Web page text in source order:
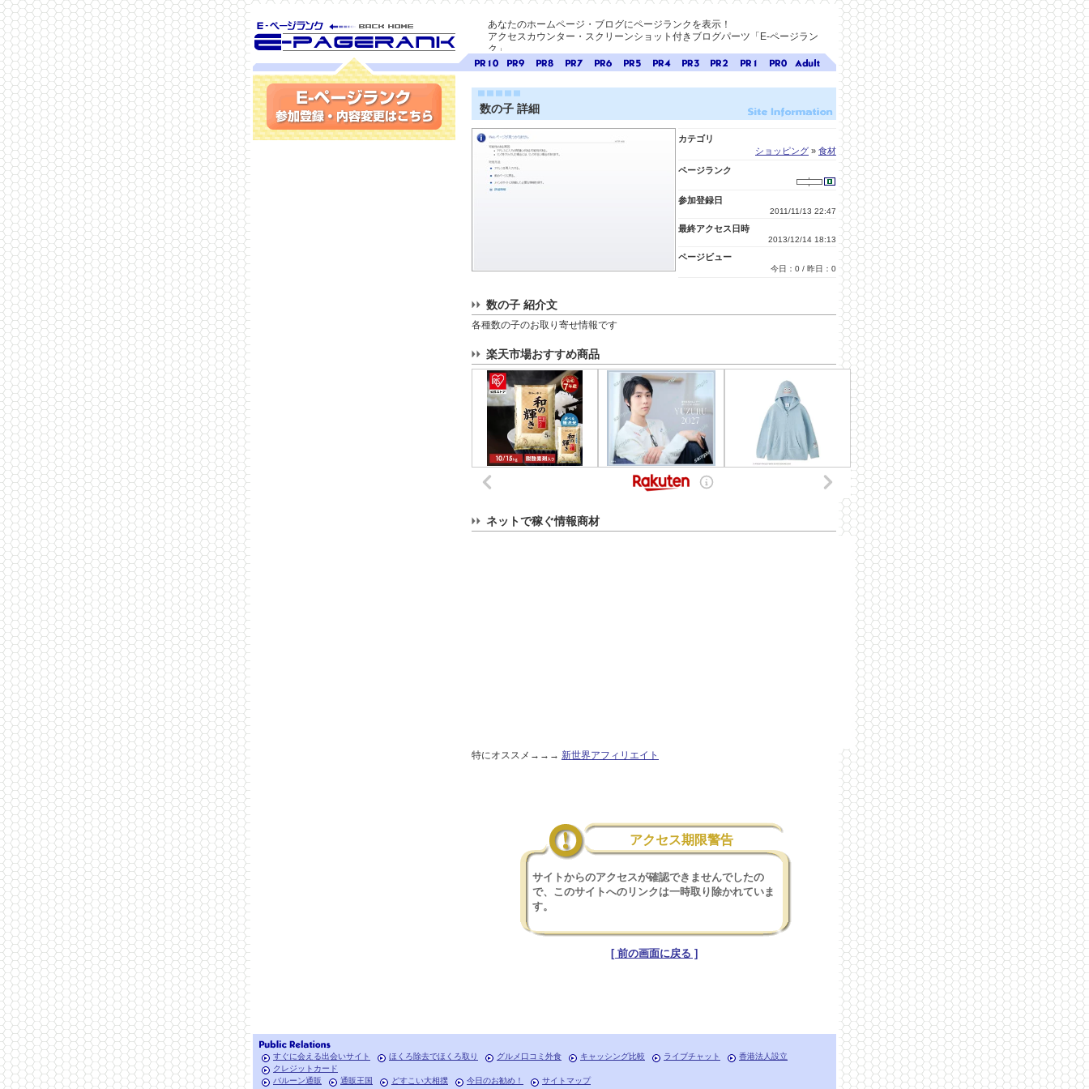
SEO対策に E-ページ
ランク
あなたのホームページ・ブログにページランクを表示！
アクセスカウンター・スクリーンショット付きブログパーツ「E-ページラン
ク」
ランク
10
ランク
9
ランクランクランクランクランクランクランクランクランクダルト
検索
A-ペー
数の子 詳細
カテゴリ
ショッピング » 食材
ページランク
参加登録日
2011/11/13 22:47
最終アクセス日時
2013/12/14 18:13
ページビュー
今日：0 / 昨日：0
数の子 紹介文
各種数の子のお取り寄せ情報です
楽天市場おすすめ商品
ネットで稼ぐ情報商材
特にオススメ→→→ 新世界アフィリエイト
アクセス期限警告
サイトからのアクセスが確認できませんでしたの
で、このサイトへのリンクは一時取り除かれていま
す。
[ 前の画面に戻る ]
参加登録(無料)・内容変更
すぐに会える出会いサイト ほくろ除去でほくろ取り グルメ口コミ外食 キャッシング比較 ライブチャット
香港法人設立
クレジットカード
バルーン通販
通販王国 どすこい大相撲 今日のお勧め！ サイトマップ